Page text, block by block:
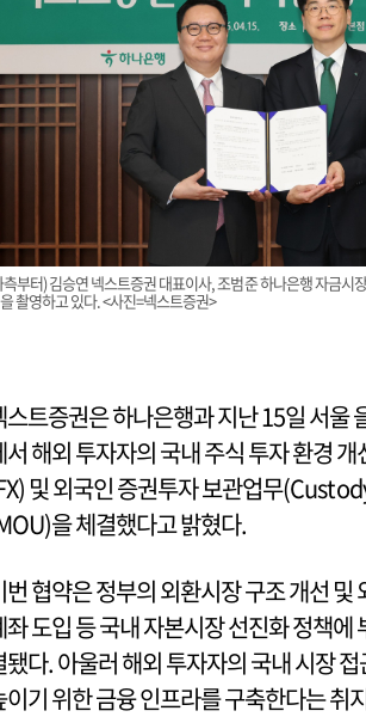
측부터) 김승연 넥스트증권 대표이사, 조범준 하나은행 자금시
촬영하고 있다. <사진=넥스트증권>
스트증권은 하나은행과 지난 15일 서울
서 해외 투자자의 국내 주식 투자 환경 개
및 외국인 증권투자 보관업무
을 체결했다고 밝혔다.
번 협약은 정부의 외환시장 구조 개선 및
좌 도입 등 국내 자본시장 선진화 정책에
됐다. 아울러 해외 투자자의 국내 시장
이기 위한 금융 인프라를 구축한다는 취